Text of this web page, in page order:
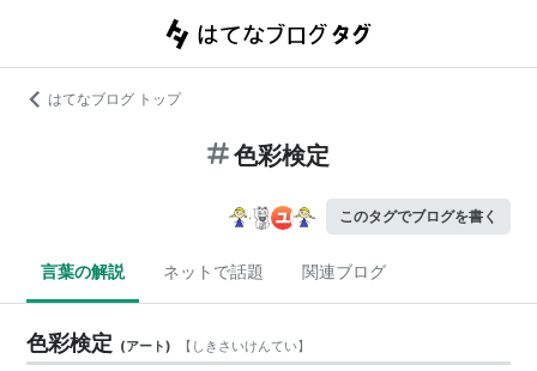
はてなブログ トップ
色彩検定
このタグでブログを書く
言葉の解説 ネットで話題 関連ブログ
色彩検定 (アート) 【 しきさいけんてい】